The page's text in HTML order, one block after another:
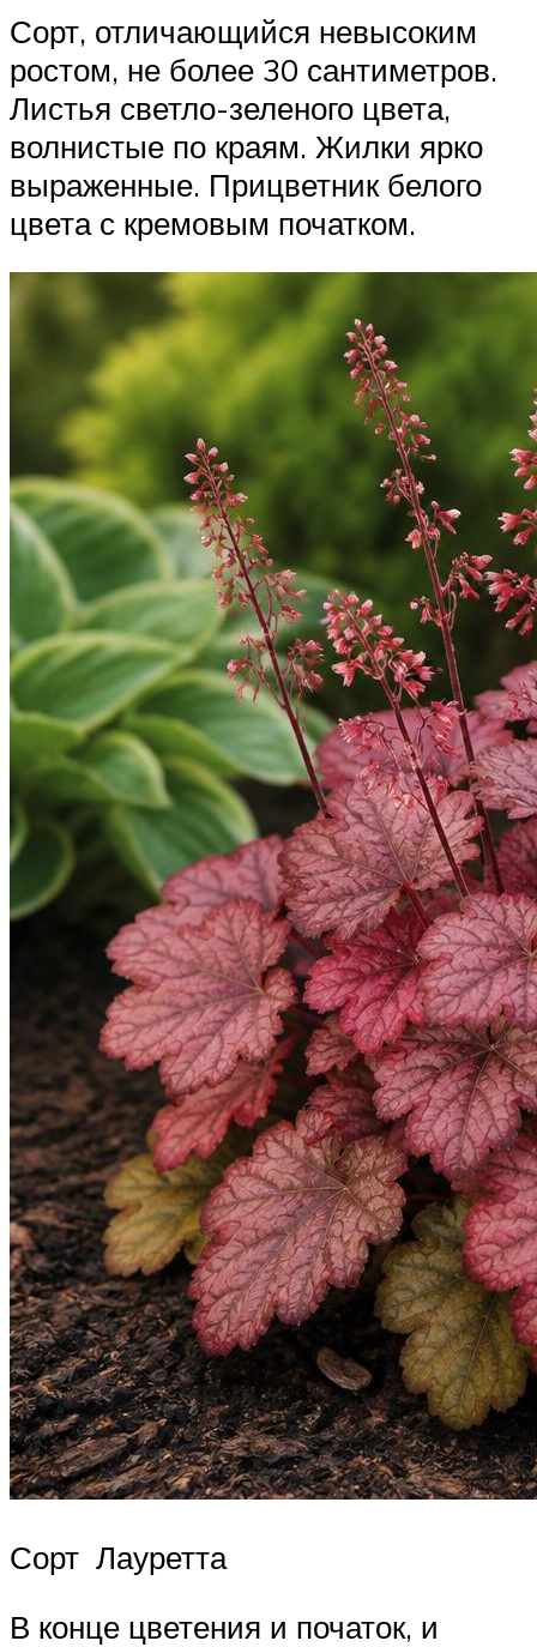
Сорт, отличающийся невысоким
ростом, не более 30 сантиметров.
Листья светло-зеленого цвета,
волнистые по краям. Жилки ярко
выраженные. Прицветник белого
цвета с кремовым початком.
Сорт Лауретта
В конце цветения и початок, и